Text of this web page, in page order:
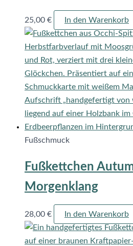
25,00 € In den Warenkorb
Fußschmuck
Fußkettchen
Morgenklang
28,00 € In den Warenkorb